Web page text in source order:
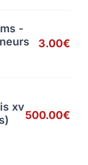
-
3.00€
xv
500.00€